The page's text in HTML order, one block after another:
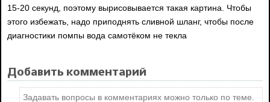
15-20 секунд, поэтому вырисовывается такая картина. Чтобы
этого избежать, надо приподнять сливной шланг, чтобы после
диагностики помпы вода самотёком не текла
Добавить комментарий
Задавать вопросы в комментариях можно только по теме.